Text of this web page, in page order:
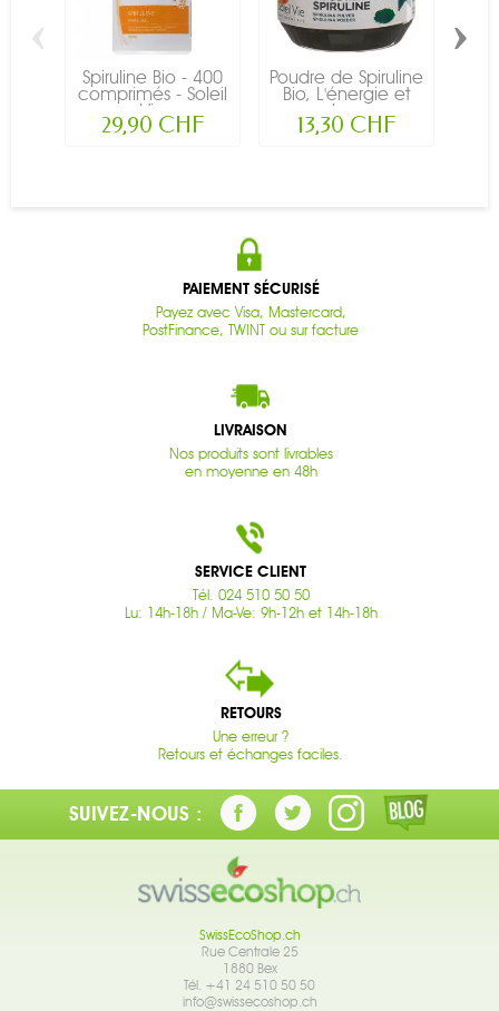
Spiruline Bio - 400
comprimés - Soleil
Vie
29,90 CHF
Poudre de Spiruline
Bio, L'énergie et
le...
13,30 CHF
‹ ›
PAIEMENT SÉCURISÉ
Payez avec Visa, Mastercard,
PostFinance, TWINT ou sur facture
LIVRAISON
Nos produits sont livrables
en moyenne en 48h
SERVICE CLIENT
Tél. 024 510 50 50
Lu: 14h-18h / Ma-Ve: 9h-12h et 14h-18h
RETOURS
Une erreur ?
Retours et échanges faciles.
SUIVEZ-NOUS :
SwissEcoShop.ch
Rue Centrale 25
1880 Bex
Tél. +41 24 510 50 50
info@swissecoshop.ch